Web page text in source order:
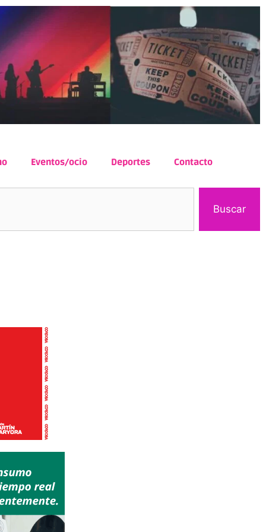
Eventos/ocio Deportes Contacto
Buscar